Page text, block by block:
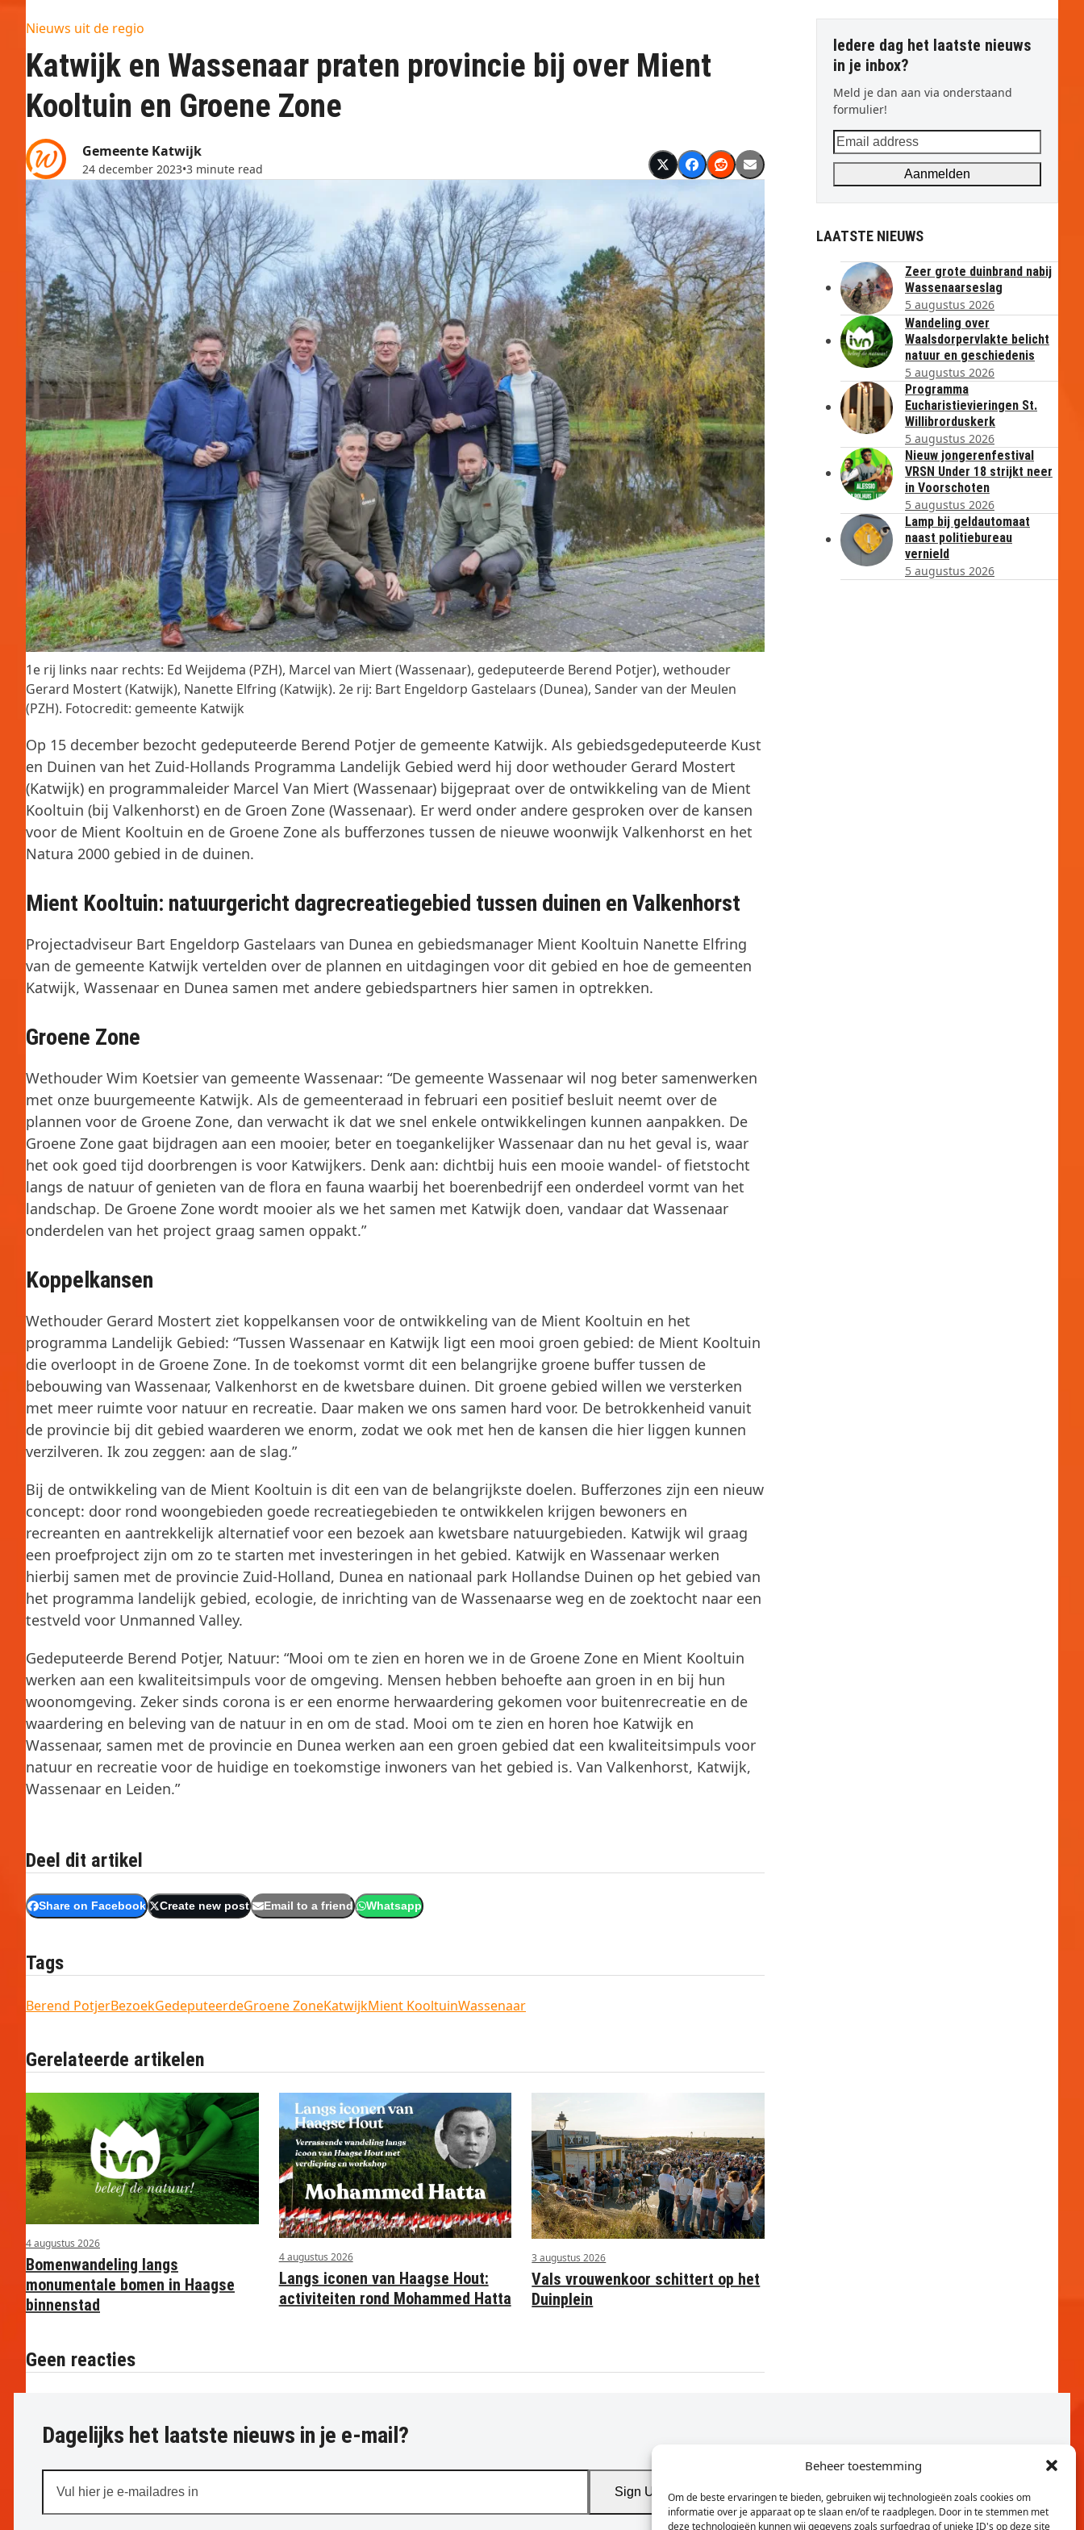
Beheer toestemming
Om de beste ervaringen te bieden, gebruiken wij technologieën zoals cookies om
informatie over je apparaat op te slaan en/of te raadplegen. Door in te stemmen met
deze technologieën kunnen wij gegevens zoals surfgedrag of unieke ID's op deze site
Nieuws uit de regio
Katwijk en Wassenaar praten provincie bij over Mient
Kooltuin en Groene Zone
Gemeente Katwijk
24 december 2023•3 minute read
1e rij links naar rechts: Ed Weijdema (PZH), Marcel van Miert (Wassenaar), gedeputeerde Berend Potjer), wethouder
Gerard Mostert (Katwijk), Nanette Elfring (Katwijk). 2e rij: Bart Engeldorp Gastelaars (Dunea), Sander van der Meulen
(PZH). Fotocredit: gemeente Katwijk
Op 15 december bezocht gedeputeerde Berend Potjer de gemeente Katwijk. Als gebiedsgedeputeerde Kust
en Duinen van het Zuid-Hollands Programma Landelijk Gebied werd hij door wethouder Gerard Mostert
(Katwijk) en programmaleider Marcel Van Miert (Wassenaar) bijgepraat over de ontwikkeling van de Mient
Kooltuin (bij Valkenhorst) en de Groen Zone (Wassenaar). Er werd onder andere gesproken over de kansen
voor de Mient Kooltuin en de Groene Zone als bufferzones tussen de nieuwe woonwijk Valkenhorst en het
Natura 2000 gebied in de duinen.
Mient Kooltuin: natuurgericht dagrecreatiegebied tussen duinen en Valkenhorst
Projectadviseur Bart Engeldorp Gastelaars van Dunea en gebiedsmanager Mient Kooltuin Nanette Elfring
van de gemeente Katwijk vertelden over de plannen en uitdagingen voor dit gebied en hoe de gemeenten
Katwijk, Wassenaar en Dunea samen met andere gebiedspartners hier samen in optrekken.
Groene Zone
Wethouder Wim Koetsier van gemeente Wassenaar: “De gemeente Wassenaar wil nog beter samenwerken
met onze buurgemeente Katwijk. Als de gemeenteraad in februari een positief besluit neemt over de
plannen voor de Groene Zone, dan verwacht ik dat we snel enkele ontwikkelingen kunnen aanpakken. De
Groene Zone gaat bijdragen aan een mooier, beter en toegankelijker Wassenaar dan nu het geval is, waar
het ook goed tijd doorbrengen is voor Katwijkers. Denk aan: dichtbij huis een mooie wandel- of fietstocht
langs de natuur of genieten van de flora en fauna waarbij het boerenbedrijf een onderdeel vormt van het
landschap. De Groene Zone wordt mooier als we het samen met Katwijk doen, vandaar dat Wassenaar
onderdelen van het project graag samen oppakt.”
Koppelkansen
Wethouder Gerard Mostert ziet koppelkansen voor de ontwikkeling van de Mient Kooltuin en het
programma Landelijk Gebied: “Tussen Wassenaar en Katwijk ligt een mooi groen gebied: de Mient Kooltuin
die overloopt in de Groene Zone. In de toekomst vormt dit een belangrijke groene buffer tussen de
bebouwing van Wassenaar, Valkenhorst en de kwetsbare duinen. Dit groene gebied willen we versterken
met meer ruimte voor natuur en recreatie. Daar maken we ons samen hard voor. De betrokkenheid vanuit
de provincie bij dit gebied waarderen we enorm, zodat we ook met hen de kansen die hier liggen kunnen
verzilveren. Ik zou zeggen: aan de slag.”
Bij de ontwikkeling van de Mient Kooltuin is dit een van de belangrijkste doelen. Bufferzones zijn een nieuw
concept: door rond woongebieden goede recreatiegebieden te ontwikkelen krijgen bewoners en
recreanten en aantrekkelijk alternatief voor een bezoek aan kwetsbare natuurgebieden. Katwijk wil graag
een proefproject zijn om zo te starten met investeringen in het gebied. Katwijk en Wassenaar werken
hierbij samen met de provincie Zuid-Holland, Dunea en nationaal park Hollandse Duinen op het gebied van
het programma landelijk gebied, ecologie, de inrichting van de Wassenaarse weg en de zoektocht naar een
testveld voor Unmanned Valley.
Gedeputeerde Berend Potjer, Natuur: “Mooi om te zien en horen we in de Groene Zone en Mient Kooltuin
werken aan een kwaliteitsimpuls voor de omgeving. Mensen hebben behoefte aan groen in en bij hun
woonomgeving. Zeker sinds corona is er een enorme herwaardering gekomen voor buitenrecreatie en de
waardering en beleving van de natuur in en om de stad. Mooi om te zien en horen hoe Katwijk en
Wassenaar, samen met de provincie en Dunea werken aan een groen gebied dat een kwaliteitsimpuls voor
natuur en recreatie voor de huidige en toekomstige inwoners van het gebied is. Van Valkenhorst, Katwijk,
Wassenaar en Leiden.”
Deel dit artikel
Share on Facebook Create new post Email to a friend Whatsapp
Tags
Berend PotjerBezoekGedeputeerdeGroene ZoneKatwijkMient KooltuinWassenaar
Gerelateerde artikelen
4 augustus 2026
Bomenwandeling langs
monumentale bomen in Haagse
binnenstad
4 augustus 2026
Langs iconen van Haagse Hout:
activiteiten rond Mohammed Hatta
3 augustus 2026
Vals vrouwenkoor schittert op het
Duinplein
Geen reacties
Iedere dag het laatste nieuws
in je inbox?
Meld je dan aan via onderstaand
formulier!
Email
address
Aanmelden
LAATSTE NIEUWS
Zeer grote duinbrand nabij
Wassenaarseslag
5 augustus 2026
Wandeling over
Waalsdorpervlakte belicht
natuur en geschiedenis
5 augustus 2026
Programma
Eucharistievieringen St.
Willibrorduskerk
5 augustus 2026
Nieuw jongerenfestival
VRSN Under 18 strijkt neer
in Voorschoten
5 augustus 2026
Lamp bij geldautomaat
naast politiebureau
vernield
5 augustus 2026
Dagelijks het laatste nieuws in je e-mail?
hier
je
Sign Up